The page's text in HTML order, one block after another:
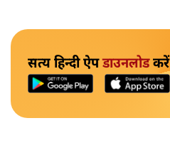
सत्य हिन्दी ऐपडाउनलोडकरें